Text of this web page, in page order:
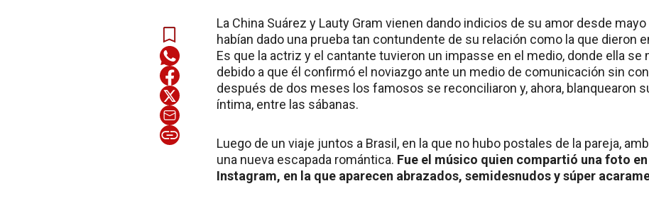
La China Suárez y Lauty Gram vienen dando indicios de su amor desde
habían dado una prueba tan contundente de su relación como la que dieron
Es que la actriz y el cantante tuvieron un impasse en el medio, donde ella
debido a que él confirmó el noviazgo ante un medio de comunicación sin
después de dos meses los famosos se reconciliaron y, ahora, blanquearon
íntima, entre las sábanas.
Luego de un viaje juntos a Brasil, en la que no hubo postales de la pareja,
una nueva escapada romántica. Fue el músico quien compartió una foto
Instagram, en la que aparecen abrazados, semidesnudos y súper